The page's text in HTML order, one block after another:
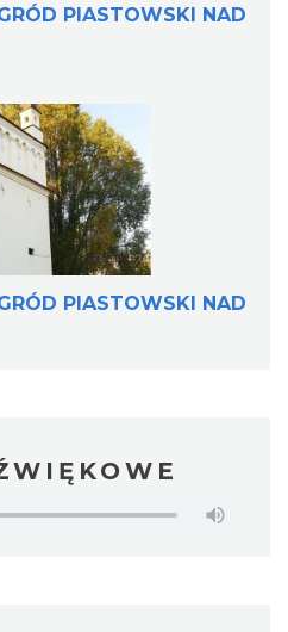
PIASTOWSKI NAD
PIASTOWSKI NAD